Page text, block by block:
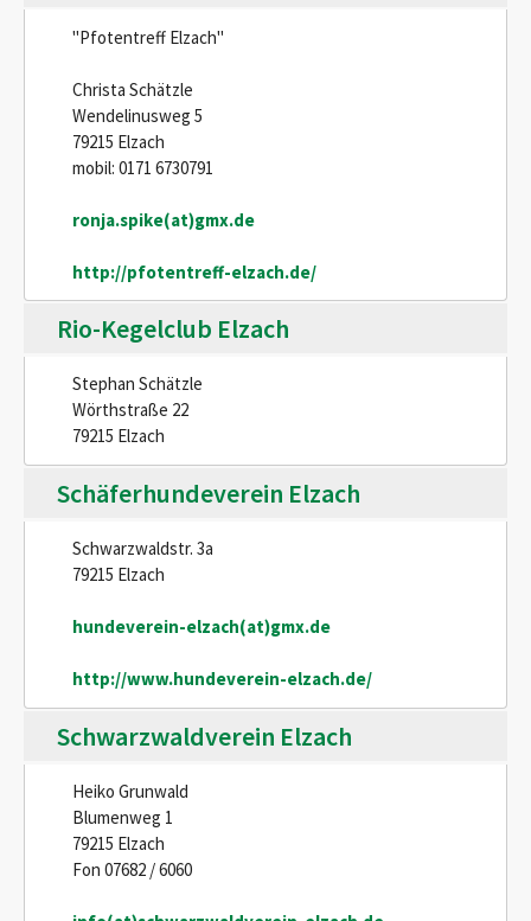
"Pfotentreff Elzach"
Christa Schätzle
Wendelinusweg 5
79215 Elzach
mobil: 0171 6730791
ronja.spike(at)gmx.de
http://pfotentreff-elzach.de/
Rio-Kegelclub Elzach
Stephan Schätzle
Wörthstraße 22
79215 Elzach
Schäferhundeverein Elzach
Schwarzwaldstr. 3a
79215 Elzach
hundeverein-elzach(at)gmx.de
http://www.hundeverein-elzach.de/
Schwarzwaldverein Elzach
Heiko Grunwald
Blumenweg 1
79215 Elzach
Fon 07682 / 6060